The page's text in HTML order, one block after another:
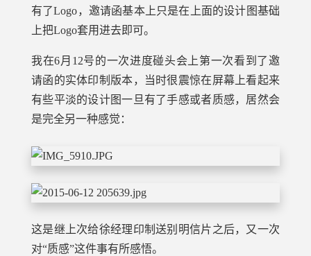
有了Logo，邀请函基本上只是在上面的设计图基础
上把Logo套用进去即可。
我在6月12号的一次进度碰头会上第一次看到了邀
请函的实体印制版本，当时很震惊在屏幕上看起来
有些平淡的设计图一旦有了手感或者质感，居然会
是完全另一种感觉：
这是继上次给徐经理印制送别明信片之后，又一次
对“质感”这件事有所感悟。